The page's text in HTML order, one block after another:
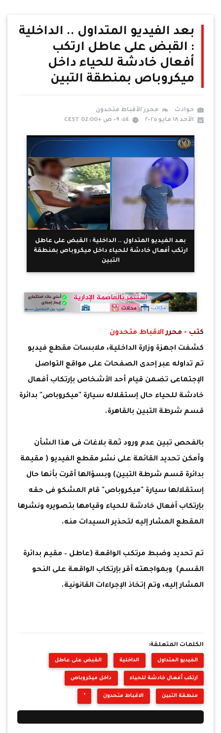
بعد الفيديو المتداول .. الداخلية
: القبض على عاطل ارتكب
أفعال خادشة للحياء داخل
ميكروباص بمنطقة التبين
حوادث
محرر الأقباط متحدون
الأحد ١٨ مايو ٢٠٢٥
٥٤: ٠٩ ص +02:00 CEST
بعد الفيديو المتداول .. الداخلية : القبض على عاطل
ارتكب أفعال خادشة للحياء داخل ميكروباص بمنطقة
التبين
كتب - محررالاقباط متحدون
كشفت اجهزة وزارة الداخلية، ملابسات مقطع فيديو
تم تداوله عبر إحدى الصفحات على مواقع التواصل
الإجتماعى تضمن قيام أحد الأشخاص بإرتكاب أفعال
خادشة للحياء حال إستقلاله سيارة "ميكروباص" بدائرة
قسم شرطة التبين بالقاهرة.
بالفحص تبين عدم ورود ثمة بلاغات فى هذا الشأن
وأمكن تحديد القائمة على نشر مقطع الفيديو ( مقيمة
بدائرة قسم شرطة التبين) وبسؤالها أقرت بأنها حال
إستقلالها سيارة "ميكروباص" قام المشكو فى حقه
بإرتكاب أفعال خادشة للحياء وقيامها بتصويره ونشرها
المقطع المشار إليه لتحذير السيدات منه.
تم تحديد وضبط مرتكب الواقعة (عاطل – مقيم بدائرة
القسم) وبمواجهته أقر بإرتكاب الواقعة على النحو
المشار إليه، وتم إتخاذ الإجراءات القانونية.
الكلمات المتعلقة:
الفيديو المتداول الداخلية القبض على عاطل
ارتكب أفعال خادشة للحياء داخل ميكروباص
منطقة التبين الاقباط متحدون ’